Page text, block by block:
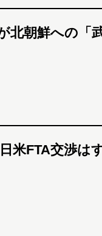
北朝鮮への「
米FTA交渉は